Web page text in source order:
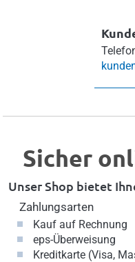
Sicher
Unser Shop bietet
Zahlungsarten
Kauf auf Rechnung
eps-Überweisung
Kreditkarte (Visa,